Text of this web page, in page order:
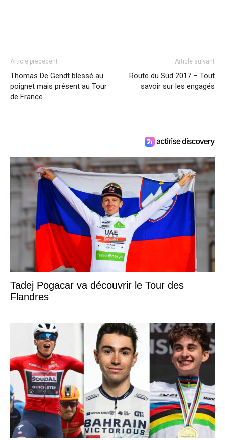
Article précédent
Thomas De Gendt blessé au
poignet mais présent au Tour
de France
Article suivant
Route du Sud 2017 – Tout
savoir sur les engagés
Tadej Pogacar va découvrir le Tour des
Flandres